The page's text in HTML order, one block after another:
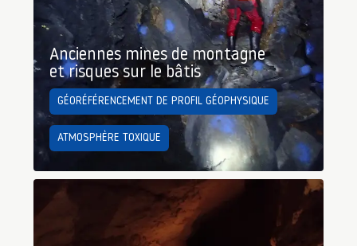
Anciennes mines de montagne
et risques sur le bâtis
GÉORÉFÉRENCEMENT DE PROFIL GÉOPHYSIQUE
ATMOSPHÈRE TOXIQUE